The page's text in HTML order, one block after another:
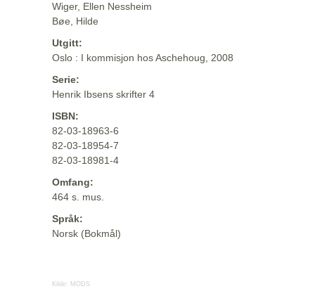
Wiger, Ellen Nessheim
Bøe, Hilde
Utgitt:
Oslo : I kommisjon hos Aschehoug, 2008
Serie:
Henrik Ibsens skrifter 4
ISBN:
82-03-18963-6
82-03-18954-7
82-03-18981-4
Omfang:
464 s. mus.
Språk:
Norsk (Bokmål)
Kilde: MODS